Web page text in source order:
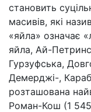
становить
масивів, які
«яйла» означає
яйла, Ай-
Гурзуфська,
Демерджі-,
розташована
Роман-Кош (1